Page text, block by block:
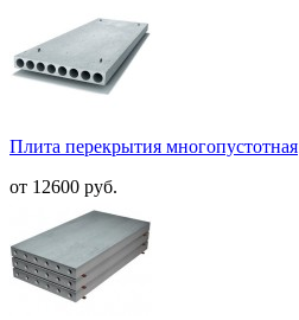
Плита перекрытия многопустотная
от 12600 руб.